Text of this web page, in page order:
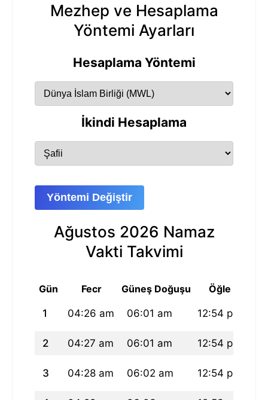
Mezhep ve Hesaplama
Yöntemi Ayarları
Hesaplama Yöntemi
İkindi Hesaplama
Yöntemi Değiştir
Ağustos 2026 Namaz
Vakti Takvimi
Gün Fecr Güneş Doğuşu Öğle
1 04:26 am 06:01 am 12:54 pm
2 04:27 am 06:01 am 12:54 pm
3 04:28 am 06:02 am 12:54 pm